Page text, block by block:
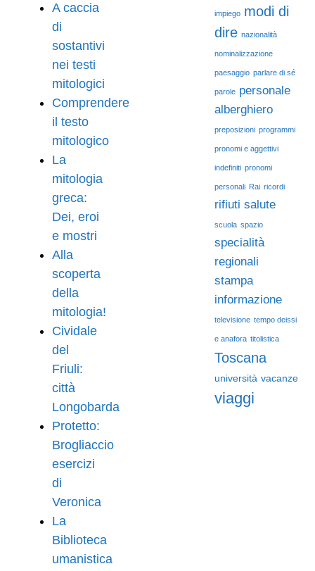
A caccia
di
sostantivi
nei testi
mitologici
Comprendere
il testo
mitologico
La
mitologia
greca:
Dei, eroi
e mostri
Alla
scoperta
della
mitologia!
Cividale
del
Friuli:
città
Longobarda
Protetto:
Brogliaccio
esercizi
di
Veronica
La
Biblioteca
umanistica
impiego modi di
dire nazionalità
nominalizzazione
paesaggio parlare di sé
parole personale
alberghiero
preposizioni programmi
pronomi e aggettivi
indefiniti pronomi
personali Rai ricordi
rifiuti salute
scuola spazio
specialità
regionali
stampa
informazione
televisione tempo deissi
e anafora titolistica
Toscana
università vacanze
viaggi